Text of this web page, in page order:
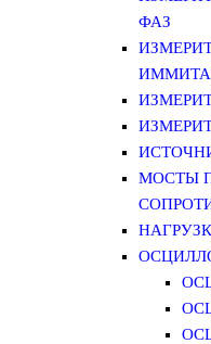
ФАЗ
МОСТЫ